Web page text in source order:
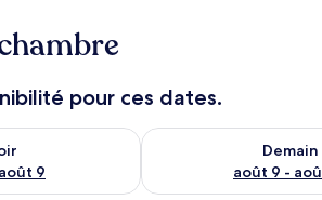
pour ces dates.
9
pour ce soir août 8 - août 9
Demain
août 9 -
Vérifier la disponibilité